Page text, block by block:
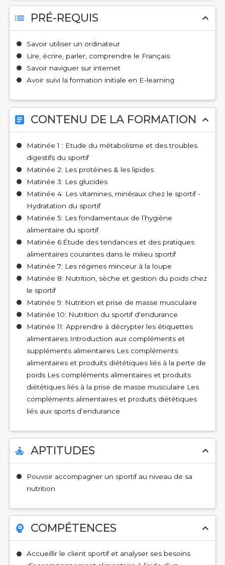
list PRÉ-REQUIS expand_less
Savoir utiliser un ordinateur
Lire, écrire, parler, comprendre le Français
Savoir naviguer sur internet
Avoir suivi la formation initiale en E-learning
article CONTENU DE LA FORMATION expand_less
Matinée 1 : Etude du métabolisme et des troubles
digestifs du sportif
Matinée 2: Les protéines & les lipides
Matinée 3: Les glucides
Matinée 4: Les vitamines, minéraux chez le sportif -
Hydratation du sportif
Matinée 5: Les fondamentaux de l’hygiène
alimentaire du sportif
Matinée 6:Étude des tendances et des pratiques
alimentaires courantes dans le milieu sportif
Matinée 7: Les régimes minceur à la loupe
Matinée 8: Nutrition, sèche et gestion du poids chez
le sportif
Matinée 9: Nutrition et prise de masse musculaire
Matinée 10: Nutrition du sportif d'endurance
Matinée 11: Apprendre à décrypter les étiquettes
alimentaires Introduction aux compléments et
suppléments alimentaires Les compléments
alimentaires et produits diététiques liés à la perte de
poids Les compléments alimentaires et produits
diététiques liés à la prise de masse musculaire Les
compléments alimentaires et produits diététiques
liés aux sports d’endurance
self_improvement APTITUDES expand_less
Pouvoir accompagner un sportif au niveau de sa
nutrition
psychology COMPÉTENCES expand_less
Accueillir le client sportif et analyser ses besoins